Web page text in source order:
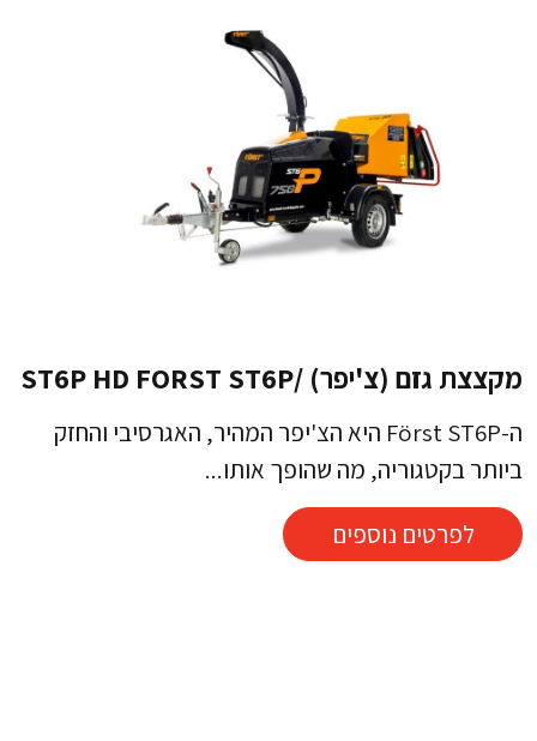
מקצצת גזם (צ'יפר) /ST6P HD FORST ST6P
ה-Först ST6P היא הצ'יפר המהיר, האגרסיבי והחזק
ביותר בקטגוריה, מה שהופך אותו...
לפרטים נוספים